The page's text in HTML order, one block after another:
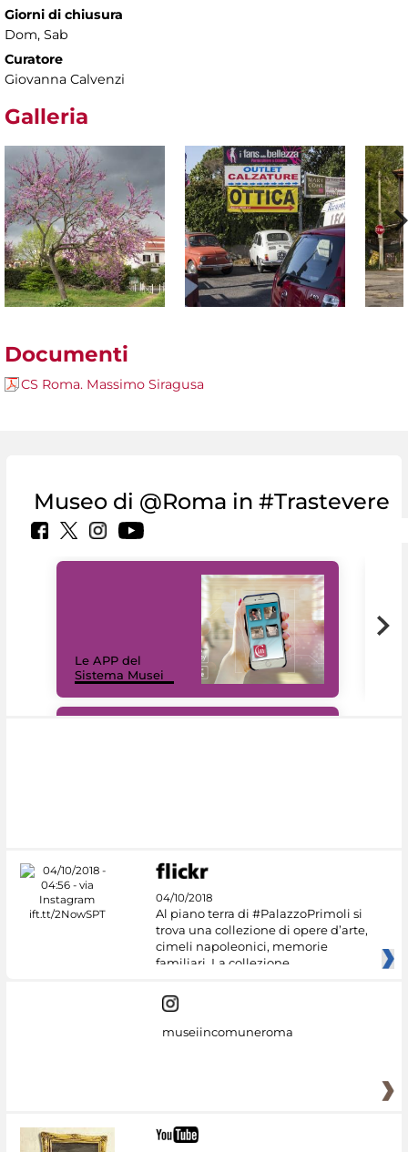
Giorni di chiusura
Dom, Sab
Curatore
Giovanna Calvenzi
Galleria
Documenti
CS Roma. Massimo Siragusa
Museo di @Roma in #Trastevere
Le APP del
Sistema Musei
04/10/2018
Al piano terra di #PalazzoPrimoli si
trova una collezione di opere d’arte,
cimeli napoleonici, memorie
familiari. La collezione
museiincomuneroma